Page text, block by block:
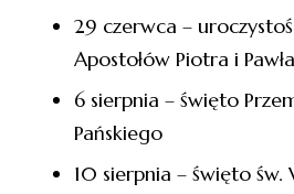
29 czerwca –
Apostołów Piotra i Pawła
6 sierpnia – święto
Pańskiego
10 sierpnia – święto św.